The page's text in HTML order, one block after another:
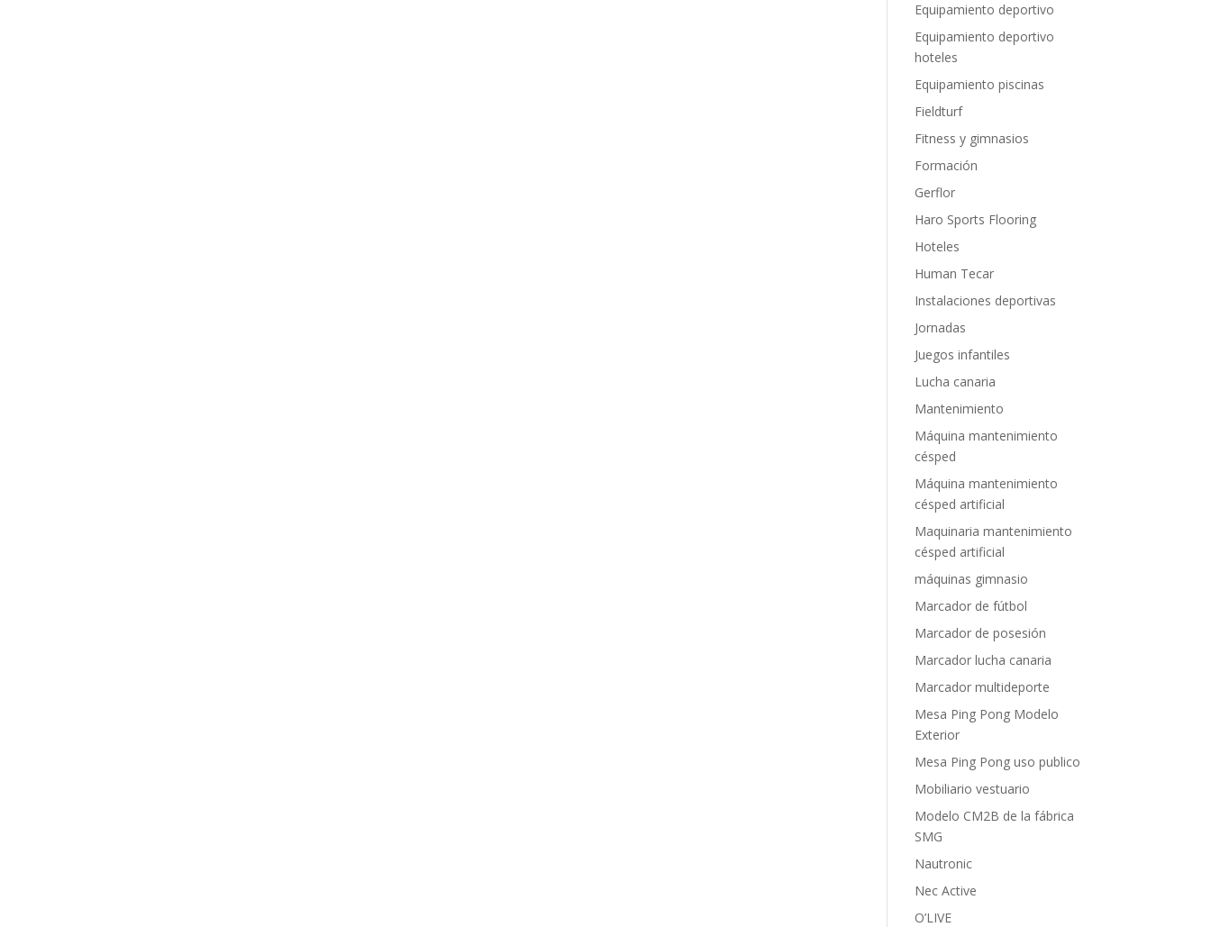
Equipamiento deportivo
Equipamiento deportivo
hoteles
Equipamiento piscinas
Fieldturf
Fitness y gimnasios
Formación
Gerflor
Haro Sports Flooring
Hoteles
Human Tecar
Instalaciones deportivas
Jornadas
Juegos infantiles
Lucha canaria
Mantenimiento
Máquina mantenimiento
césped
Máquina mantenimiento
césped artificial
Maquinaria mantenimiento
césped artificial
máquinas gimnasio
Marcador de fútbol
Marcador de posesión
Marcador lucha canaria
Marcador multideporte
Mesa Ping Pong Modelo
Exterior
Mesa Ping Pong uso publico
Mobiliario vestuario
Modelo CM2B de la fábrica
SMG
Nautronic
Nec Active
O’LIVE